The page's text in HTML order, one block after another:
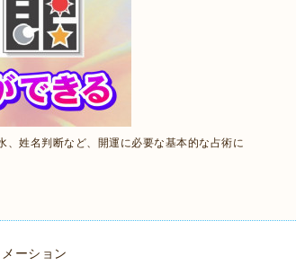
姓名判断など、開運に必要な基本的な占術に
ーション